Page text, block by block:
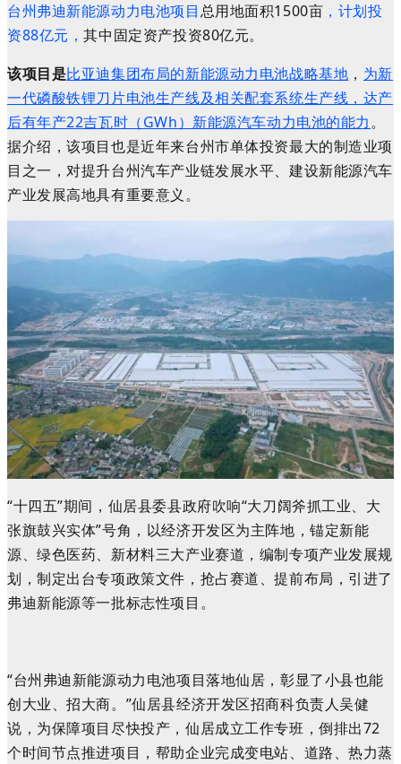
台州弗迪新能源动力电池项目总用地面积1500亩 ，计划投
资88亿元，其中固定资产投资80亿元。
该项目是比亚迪集团布局的新能源动力电池战略基地 ， 为新
一代磷酸铁锂刀片电池生产线及相关配套系统生产线，达产
后有年产22吉瓦时（GWh）新能源汽车动力电池的能力。
据介绍，该项目也是近年来台州市单体投资最大的制造业项
目之一，对提升台州汽车产业链发展水平、建设新能源汽车
产业发展高地具有重要意义。
“十四五”期间，仙居县委县政府吹响“大刀阔斧抓工业、大
张旗鼓兴实体”号角，以经济开发区为主阵地，锚定新能
源、绿色医药、新材料三大产业赛道，编制专项产业发展规
划，制定出台专项政策文件，抢占赛道、提前布局，引进了
弗迪新能源等一批标志性项目。
“台州弗迪新能源动力电池项目落地仙居，彰显了小县也能
创大业、招大商。”仙居县经济开发区招商科负责人吴健
说，为保障项目尽快投产，仙居成立工作专班，倒排出72
个时间节点推进项目，帮助企业完成变电站、道路、热力蒸